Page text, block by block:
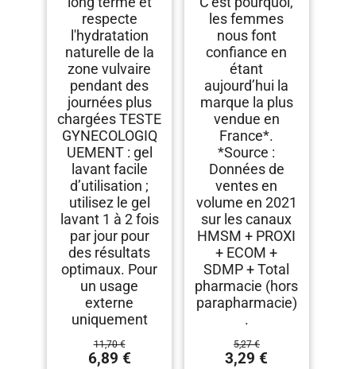
respecte
l'hydratation
naturelle de la
zone vulvaire
pendant des
journées plus
chargées TESTE
GYNECOLOGIQ
UEMENT : gel
lavant facile
d’utilisation ;
utilisez le gel
lavant 1 à 2 fois
par jour pour
des résultats
optimaux. Pour
un usage
externe
uniquement
11,70 €
6,89 €
les femmes
nous font
confiance en
étant
aujourd’hui la
marque la plus
vendue en
France*.
*Source :
Données de
ventes en
volume en 2021
sur les canaux
HMSM + PROXI
+ ECOM +
SDMP + Total
pharmacie (hors
parapharmacie)
.
5,27 €
3,29 €